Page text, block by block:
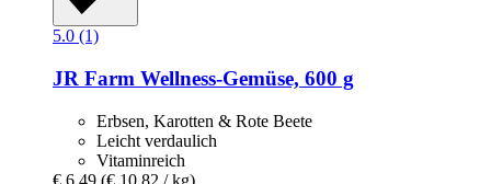
5.0 (1)
JR Farm Wellness-​Gemüse, 600 g
Erbsen, Karotten & Rote Beete
Leicht verdaulich
Vitaminreich
€ 6,49 (€ 10,82 / kg)